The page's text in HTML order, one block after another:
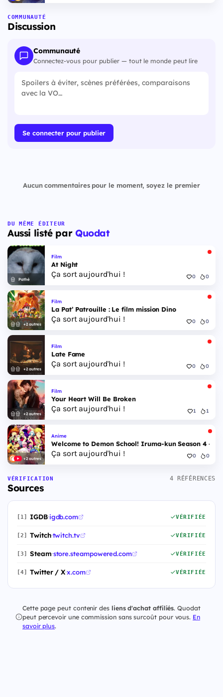
COMMUNAUTÉ
Discussion
Communauté
Connectez-vous pour publier — tout le monde peut lire
Se connecter pour publier
Aucun commentaires pour le moment, soyez le premier
DU MÊME ÉDITEUR
Aussi listé par Quodat
Pathé
Film
At Night
Ça sort aujourd'hui ! 0 0
+2 autres
Film
La Pat’ Patrouille : Le film mission Dino
Ça sort aujourd'hui ! 0 0
+2 autres
Film
Late Fame
Ça sort aujourd'hui ! 0 0
+2 autres
Film
Your Heart Will Be Broken
Ça sort aujourd'hui ! 1 1
+2 autres
Anime
Welcome to Demon School! Iruma-kun Season 4 -
Ça sort aujourd'hui ! 0 0
VÉRIFICATION
Sources
4 RÉFÉRENCES
[1] IGDB·igdb.com VÉRIFIÉE
[2] Twitch·twitch.tv VÉRIFIÉE
[3] Steam·store.steampowered.com VÉRIFIÉE
[4] Twitter / X·x.com VÉRIFIÉE
Cette page peut contenir des liens d'achat affiliés. Quodat
peut percevoir une commission sans surcoût pour vous. En
savoir plus.